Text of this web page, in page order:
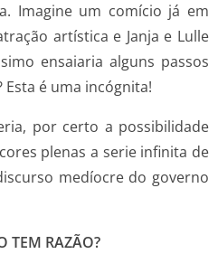
Imagine um comício já em
artística e Janja e Lulle
ensaiaria alguns passos
Esta é uma incógnita!
por certo a possibilidade
plenas a serie infinita de
medíocre do governo
TEM RAZÃO?